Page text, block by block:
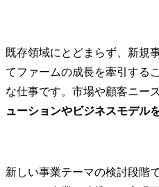
既存領域にとどまらず、新規
てファームの成長を牽引する
な仕事です。市場や顧客ニー
ューションやビジネスモデル
新しい事業テーマの検討段階